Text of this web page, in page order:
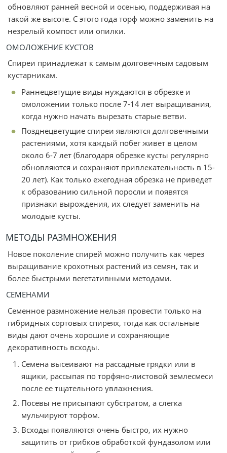
обновляют ранней весной и осенью, поддерживая на
такой же высоте. С этого года торф можно заменить на
незрелый компост или опилки.
ОМОЛОЖЕНИЕ КУСТОВ
Спиреи принадлежат к самым долговечным садовым
кустарникам.
Раннецветущие виды нуждаются в обрезке и
омоложении только после 7-14 лет выращивания,
когда нужно начать вырезать старые ветви.
Позднецветущие спиреи являются долговечными
растениями, хотя каждый побег живет в целом
около 6-7 лет (благодаря обрезке кусты регулярно
обновляются и сохраняют привлекательность в 15-
20 лет). Как только ежегодная обрезка не приведет
к образованию сильной поросли и появятся
признаки вырождения, их следует заменить на
молодые кусты.
МЕТОДЫ РАЗМНОЖЕНИЯ
Новое поколение спирей можно получить как через
выращивание крохотных растений из семян, так и
более быстрыми вегетативными методами.
СЕМЕНАМИ
Семенное размножение нельзя провести только на
гибридных сортовых спиреях, тогда как остальные
виды дают очень хорошие и сохраняющие
декоративность всходы.
Семена высеивают на рассадные грядки или в
ящики, рассыпая по торфяно-листовой землесмеси
после ее тщательного увлажнения.
Посевы не присыпают субстратом, а слегка
мульчируют торфом.
Всходы появляются очень быстро, их нужно
защитить от грибков обработкой фундазолом или